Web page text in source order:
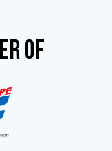
OF